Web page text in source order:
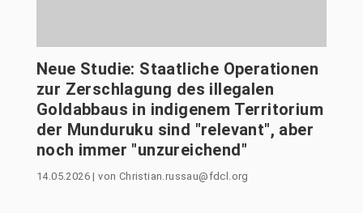
Neue Studie: Staatliche Operationen
zur Zerschlagung des illegalen
Goldabbaus in indigenem Territorium
der Munduruku sind "relevant", aber
noch immer "unzureichend"
14.05.2026|von Christian.russau@fdcl.org